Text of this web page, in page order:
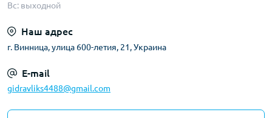
Вс: выходной
Наш адрес
г. Винница, улица 600-летия, 21, Украина
E-mail
gidravliks4488@gmail.com